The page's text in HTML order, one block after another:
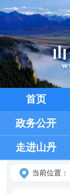
首页
政务公开
走进山丹
当前位置：